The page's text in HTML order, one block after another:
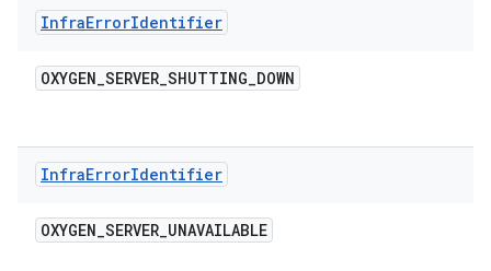
InfraErrorIdentifier
OXYGEN_SERVER_SHUTTING_DOWN
InfraErrorIdentifier
OXYGEN_SERVER_UNAVAILABLE